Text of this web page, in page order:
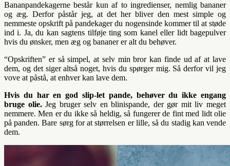
Bananpandekagerne består kun af to ingredienser, nemlig bananer
og æg. Derfor påstår jeg, at det her bliver den mest simple og
nemmeste opskrift på pandekager du nogensinde kommer til at støde
ind i. Ja, du kan sagtens tilføje ting som kanel eller lidt bagepulver
hvis du ønsker, men æg og bananer er alt du behøver.
“Opskriften” er så simpel, at selv min bror kan finde ud af at lave
dem, og det siger altså noget, hvis du spørger mig. Så derfor vil jeg
vove at påstå, at enhver kan lave dem.
Hvis du har en god slip-let pande, behøver du ikke engang
bruge olie.Jeg bruger selv en blinispande, der gør mit liv meget
nemmere. Men er du ikke så heldig, så fungerer de fint med lidt olie
på panden. Bare sørg for at størrelsen er lille, så du stadig kan vende
dem.